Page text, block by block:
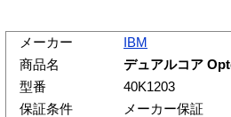
メーカー
IBM
商品名
デュアルコア
型番
40K1203
保証条件
メーカー保証